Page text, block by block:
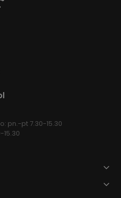
pn.-pt 7.30-15.30